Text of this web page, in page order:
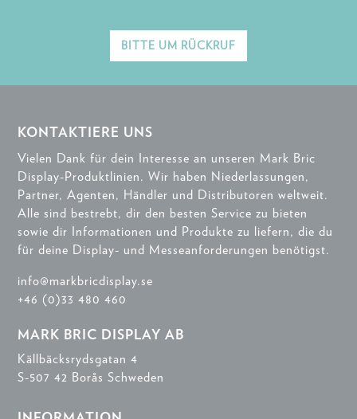
BITTE UM RÜCKRUF
KONTAKTIERE UNS
Vielen Dank für dein Interesse an unseren Mark Bric
Display-Produktlinien. Wir haben Niederlassungen,
Partner, Agenten, Händler und Distributoren weltweit.
Alle sind bestrebt, dir den besten Service zu bieten
sowie dir Informationen und Produkte zu liefern, die du
für deine Display- und Messeanforderungen benötigst.
info@markbricdisplay.se
+46 (0)33 480 460
MARK BRIC DISPLAY AB
Källbäcksrydsgatan 4
S-507 42 Borås Schweden